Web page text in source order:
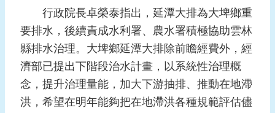
行政院長卓榮泰指出，延潭大排為大埤鄉重
要排水，後續責成水利署、農水署積極協助雲林
縣排水治理。大埤鄉延潭大排除前瞻經費外，經
濟部已提出下階段治水計畫，以系統性治理概
念，提升治理量能，加大下游抽排、推動在地滯
洪，希望在明年能夠把在地滯洪各種規範評估儘